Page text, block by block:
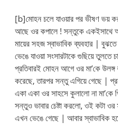
[b]মোহন চলে যাওয়ার পর ভীষণ ভয়
আছে ওর কপালে ! সন্তুকে
মায়ের সহজ স্বাভাবিক ব্যবহার |
ভেঙে যাওয়া সংসারটাকে গুছিয়ে
প্রতিবারই মোহন আগে ওর মা’কে
করেছে, তারপর সন্তু এগিয়ে গেছে |
একা একা ওর সাহসে কুলালো না মা’কে
সন্তুও ভাবার চেষ্টা করলো, ওই কটা
এখন ভেঙে গেছে | আবার